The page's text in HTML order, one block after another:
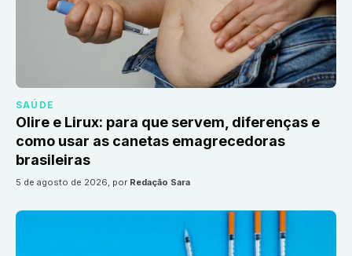
SAÚDE
Olire e Lirux: para que servem, diferenças e
como usar as canetas emagrecedoras
brasileiras
5 de agosto de 2026, por Redação Sara